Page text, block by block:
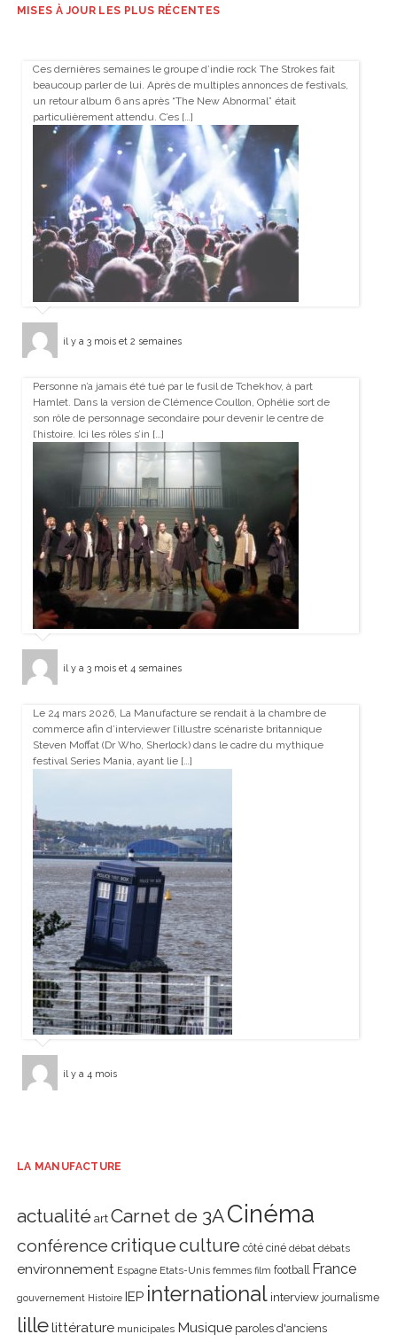
MISES À JOUR LES PLUS RÉCENTES
Ces dernières semaines le groupe d’indie rock The Strokes fait
beaucoup parler de lui. Après de multiples annonces de festivals,
un retour album 6 ans après “The New Abnormal” était
particulièrement attendu. C’es […]
il y a 3 mois et 2 semaines
Personne n’a jamais été tué par le fusil de Tchekhov, à part
Hamlet. Dans la version de Clémence Coullon, Ophélie sort de
son rôle de personnage secondaire pour devenir le centre de
l’histoire. Ici les rôles s’in […]
il y a 3 mois et 4 semaines
Le 24 mars 2026, La Manufacture se rendait à la chambre de
commerce afin d’interviewer l’illustre scénariste britannique
Steven Moffat (Dr Who, Sherlock) dans le cadre du mythique
festival Series Mania, ayant lie […]
il y a 4 mois
LA MANUFACTURE
actualité art Carnet de 3ACinéma
conférencecritiqueculture côté ciné débat débats
environnement Espagne Etats-Unis femmes film football France
gouvernement Histoire IEP international interview journalisme
lillelittérature municipales Musique paroles d'anciens